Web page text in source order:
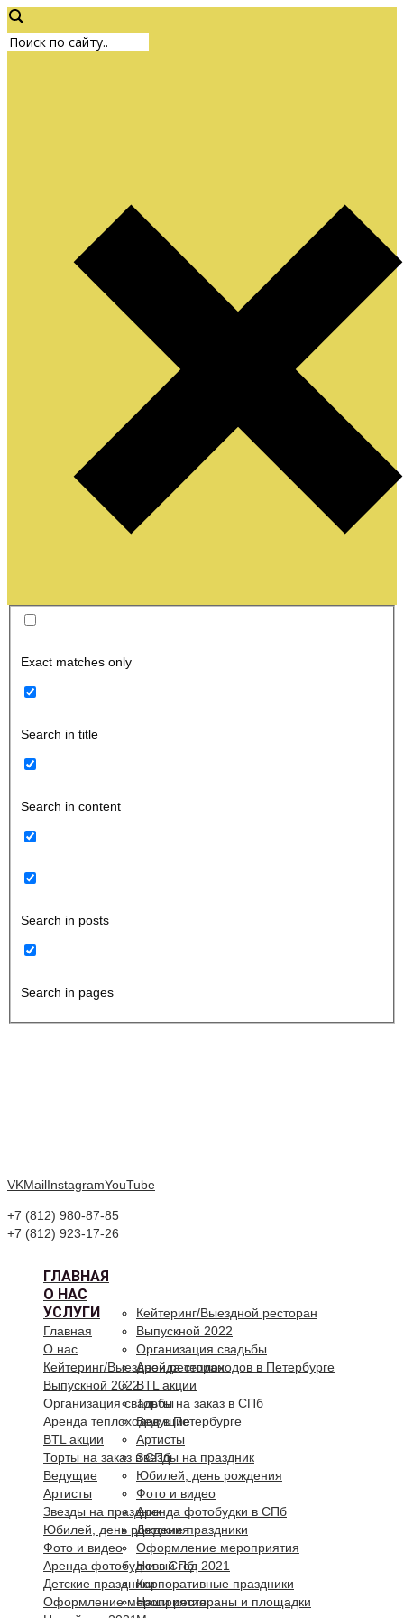
Exact matches only
Search in title
Search in content
Search in posts
Search in pages
VKMailInstagramYouTube
+7 (812) 980-87-85
+7 (812) 923-17-26
ГЛАВНАЯ
О НАС
УСЛУГИ
Кейтеринг/Выездной ресторан
Выпускной 2022
Организация свадьбы
Аренда теплоходов в Петербурге
BTL акции
Торты на заказ в СПб
Ведущие
Артисты
Звезды на праздник
Юбилей, день рождения
Фото и видео
Аренда фотобудки в СПб
Детские праздники
Оформление мероприятия
Новый год 2021
Корпоративные праздники
Наши рестораны и площадки
Главная
О нас
Кейтеринг/Выездной ресторан
Выпускной 2022
Организация свадьбы
Аренда теплоходов в Петербурге
BTL акции
Торты на заказ в СПб
Ведущие
Артисты
Звезды на праздник
Юбилей, день рождения
Фото и видео
Аренда фотобудки в СПб
Детские праздники
Оформление мероприятия